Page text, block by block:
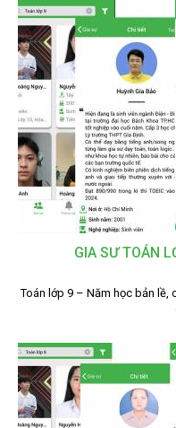
GIA SƯ TOÁN
Toán lớp 9 – Năm học bản lề,